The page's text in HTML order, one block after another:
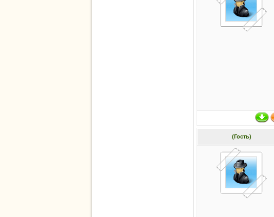
(Гость)